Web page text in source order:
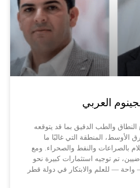
العربي
النطاق والطب الدقيق بما قد يتوقعه
المنطقة التي غالبًا ما
بالصراعات والنفط والصحراء. ومع
تم توجيه استثمارات كبيرة نحو
واحة — للعلم والابتكار في دولة قطر